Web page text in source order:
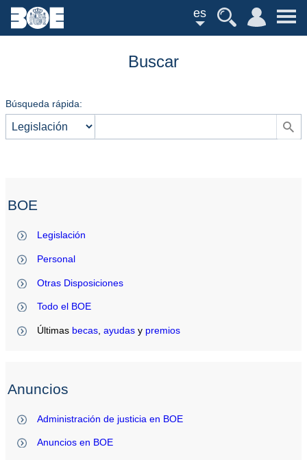
es
Buscar
Búsqueda rápida:
BOE
Legislación
Personal
Otras Disposiciones
Todo el BOE
Últimas becas ,ayudas y premios
Anuncios
Administración de justicia en BOE
Anuncios en BOE